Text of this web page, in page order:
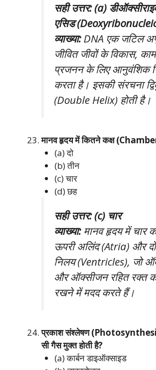
सही उत्तर: (a)
एसिड
व्याख्या:DNA एक जटिल
जीवित जीवों के विकास,
प्रजनन के लिए आनुवंशिक
करता है। इसकी संरचना
(Double Helix) होती है।
मानव हृदय में कितने कक्ष
(a) दो
(b) तीन
(c) चार
(d) छह
सही उत्तर: (c) चार
व्याख्या:मानव हृदय में चार
ऊपरी अलिंद (Atria) और
निलय (Ventricles), जो
और ऑक्सीजन रहित रक्त
रखने में मदद करते हैं।
प्रकाश संश्लेषण
सी गैस मुक्त होती है?
(a) कार्बन डाइऑक्साइड